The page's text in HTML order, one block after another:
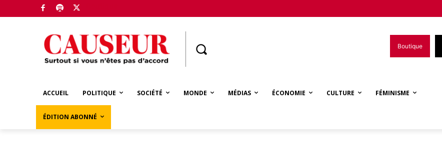
Boutique
ACCUEIL POLITIQUE SOCIÉTÉ MONDE MÉDIAS ÉCONOMIE CULTURE FÉMINISME
ÉDITION ABONNÉ